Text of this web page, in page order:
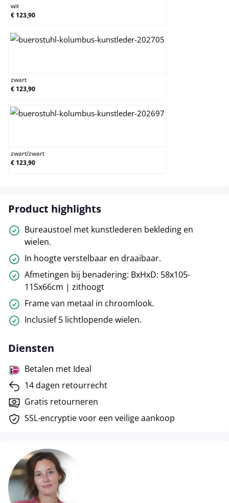
wit
€ 123,90
zwart
€ 123,90
zwart/zwart
€ 123,90
Product highlights
Bureaustoel met kunstlederen bekleding en
wielen.
In hoogte verstelbaar en draaibaar.
Afmetingen bij benadering: BxHxD: 58x105-
115x66cm | zithoogt
Frame van metaal in chroomlook.
Inclusief 5 lichtlopende wielen.
Diensten
Betalen met Ideal
14 dagen retourrecht
Gratis retourneren
SSL-encryptie voor een veilige aankoop